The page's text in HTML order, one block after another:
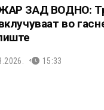
ЗАД ВОДНО:
во
15:33